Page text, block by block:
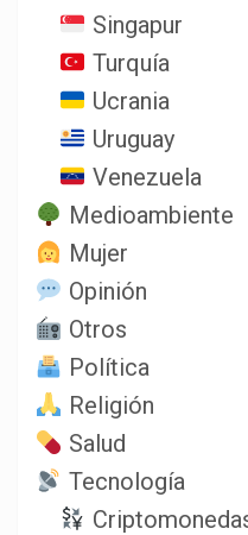
Singapur
Turquía
Ucrania
Uruguay
Venezuela
Medioambiente
Mujer
Opinión
Otros
Política
Religión
Salud
Tecnología